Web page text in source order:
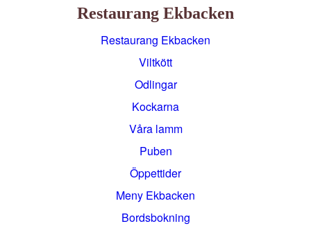
Restaurang Ekbacken
Restaurang Ekbacken
Viltkött
Odlingar
Kockarna
Våra lamm
Puben
Öppettider
Meny Ekbacken
Bordsbokning